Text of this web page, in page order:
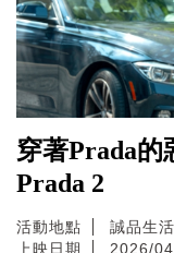
穿著Prada的
Prada 2
活動地點
誠品生
上映日期
2026/